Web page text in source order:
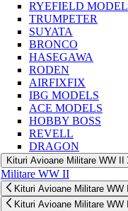
RYEFIELD MODEL
TRUMPETER
SUYATA
BRONCO
HASEGAWA
RODEN
AIRFIXFIX
IBG MODELS
ACE MODELS
HOBBY BOSS
REVELL
DRAGON
Kituri Avioane Militare WW II
Militare WW II
Kituri Avioane Militare WW II
Kituri Avioane Militare WW II